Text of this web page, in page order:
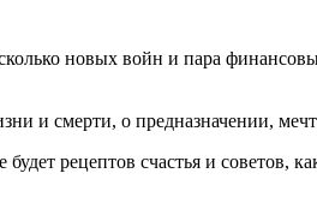
новых войн и пара
и смерти, о предназначении,
рецептов счастья и советов, как